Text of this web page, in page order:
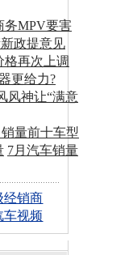
务MPV要害
政提意见
格再次上调
更给力?
风神让“满意
量前十车型
7月汽车销量
经销商
车视频